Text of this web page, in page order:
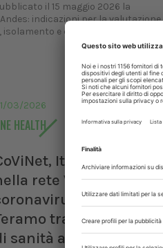
il 15 maggio 2026 la
indicazioni per la valutazione
e centri di riferimento...
03/2026
HEALTH
Italia entra
rete Who sui
Izs di
tra i 6 laboratori
sanità animale